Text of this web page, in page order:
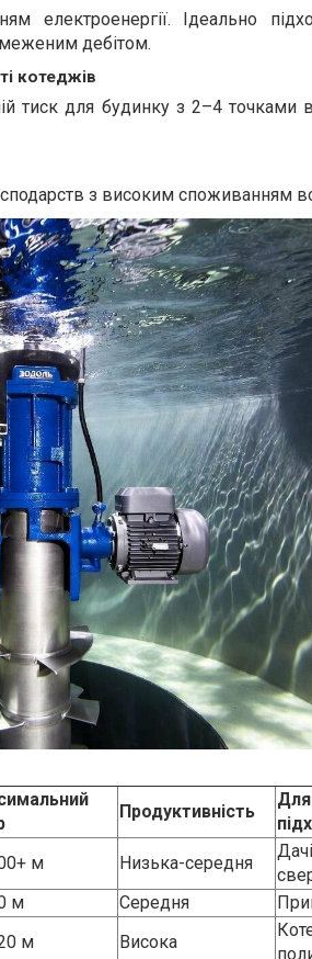
електроенергії. Ідеально
дебітом.
котеджів
тиск для будинку з 2–4 точками
з високим споживанням
Продуктивність
м Низька-середня
м Середня
м Висока